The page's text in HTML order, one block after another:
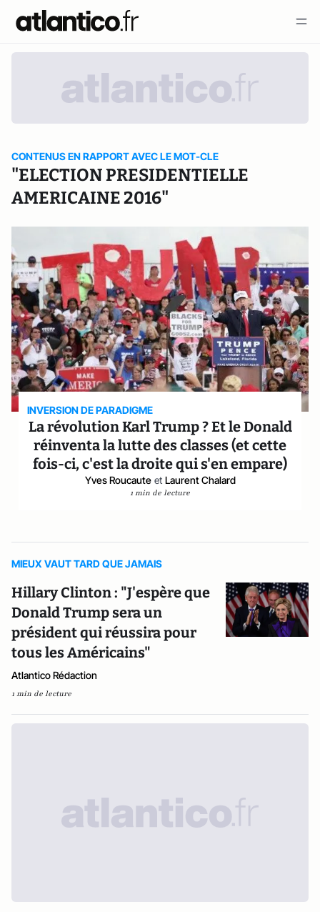
CONTENUS EN RAPPORT AVEC LE MOT-CLE
"ELECTION PRESIDENTIELLE
AMERICAINE 2016"
INVERSION DE PARADIGME
La révolution Karl Trump ? Et le Donald
réinventa la lutte des classes (et cette
fois-ci, c'est la droite qui s'en empare)
Yves Roucaute et Laurent Chalard
1 min de lecture
MIEUX VAUT TARD QUE JAMAIS
Hillary Clinton : "J'espère que
Donald Trump sera un
président qui réussira pour
tous les Américains"
Atlantico Rédaction
1 min de lecture